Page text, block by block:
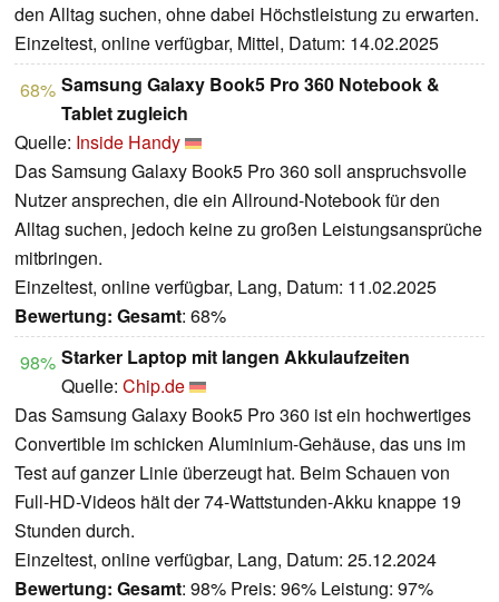
den Alltag suchen, ohne dabei Höchstleistung zu erwarten.
Einzeltest, online verfügbar, Mittel, Datum: 14.02.2025
68% Samsung Galaxy Book5 Pro 360 Notebook &
Tablet zugleich
Quelle: Inside Handy
Das Samsung Galaxy Book5 Pro 360 soll anspruchsvolle
Nutzer ansprechen, die ein Allround-Notebook für den
Alltag suchen, jedoch keine zu großen Leistungsansprüche
mitbringen.
Einzeltest, online verfügbar, Lang, Datum: 11.02.2025
Bewertung: Gesamt: 68%
98% Starker Laptop mit langen Akkulaufzeiten
Quelle: Chip.de
Das Samsung Galaxy Book5 Pro 360 ist ein hochwertiges
Convertible im schicken Aluminium-Gehäuse, das uns im
Test auf ganzer Linie überzeugt hat. Beim Schauen von
Full-HD-Videos hält der 74-Wattstunden-Akku knappe 19
Stunden durch.
Einzeltest, online verfügbar, Lang, Datum: 25.12.2024
Bewertung: Gesamt: 98% Preis: 96% Leistung: 97%